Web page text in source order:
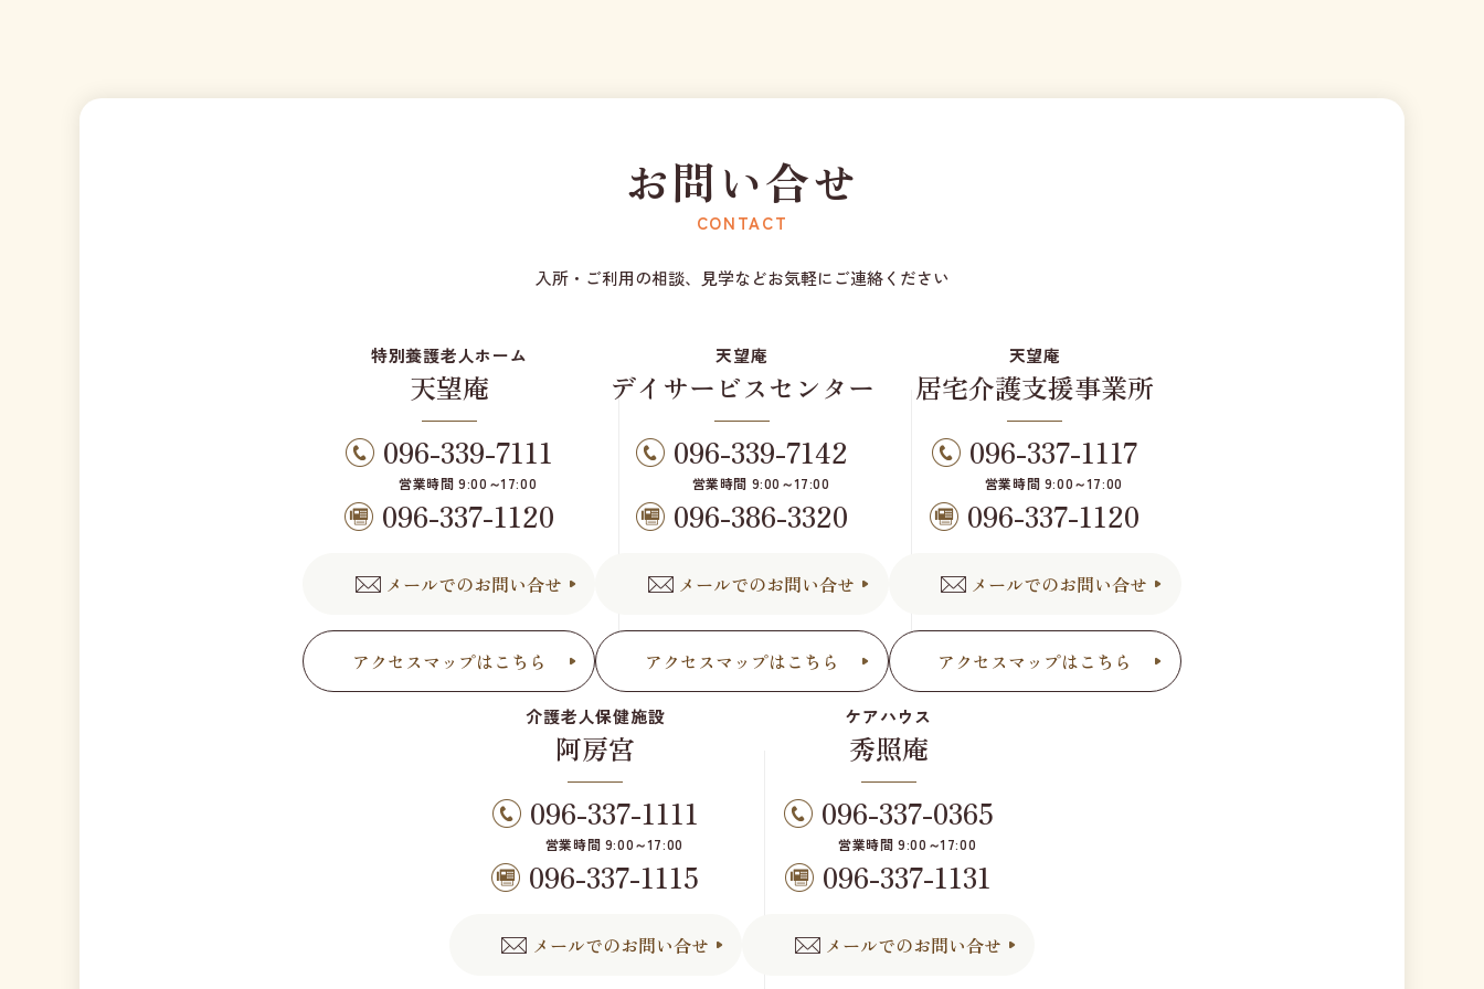
お問い合せ
CONTACT
入所・ご利用の相談、見学などお気軽にご連絡ください
特別養護老人ホーム
天望庵
096-339-7111
営業時間 9:00～17:00
096-337-1120
メールでのお問い合せ
アクセスマップはこちら
天望庵
デイサービスセンター
096-339-7142
営業時間 9:00～17:00
096-386-3320
メールでのお問い合せ
アクセスマップはこちら
天望庵
居宅介護支援事業所
096-337-1117
営業時間 9:00～17:00
096-337-1120
メールでのお問い合せ
アクセスマップはこちら
介護老人保健施設
阿房宮
096-337-1111
営業時間 9:00～17:00
096-337-1115
メールでのお問い合せ
ケアハウス
秀照庵
096-337-0365
営業時間 9:00～17:00
096-337-1131
メールでのお問い合せ